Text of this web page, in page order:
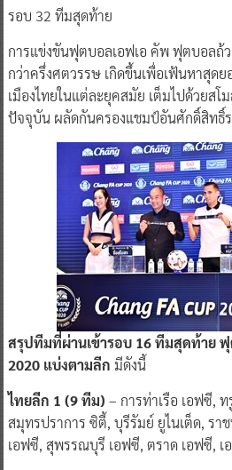
รอบ 32 ทีมสุดท้าย
การแข่งขันฟุตบอลเอฟเอ คัพ ฟุตบอลถ้
กว่าครึ่งศตวรรษ เกิดขึ้นเพื่อเฟ้นหาสุด
เมืองไทยในแต่ละยุคสมัย เต็มไปด้วยสโ
ปัจจุบัน ผลัดกันครองแชมป์อันศักดิ์สิทธิ์
สรุปทีมที่ผ่านเข้ารอบ 16 ทีมสุดท้าย
2020 แบ่งตามลีก มีดังนี้
ไทยลีก 1 (9 ทีม) – การท่าเรือ เอฟซี,
สมุทรปราการ ซิตี้, บุรีรัมย์ ยูไนเต็ด, รา
เอฟซี, สุพรรณบุรี เอฟซี, ตราด เอฟซี, เ